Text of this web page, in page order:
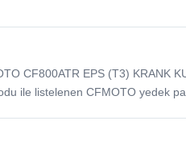
CF800ATR EPS (T3) KRANK
ile listelenen CFMOTO yedek